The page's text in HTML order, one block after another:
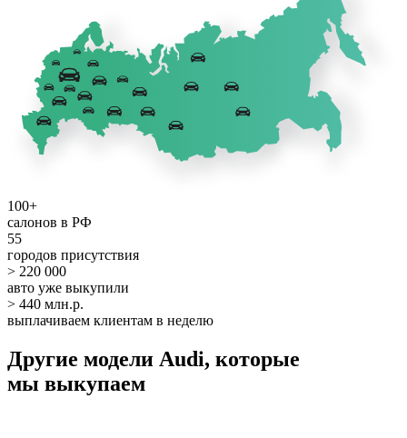
100+
салонов в РФ
55
городов присутствия
> 220 000
авто уже выкупили
> 440 млн.р.
выплачиваем клиентам в неделю
Другие модели Audi, которые
мы выкупаем